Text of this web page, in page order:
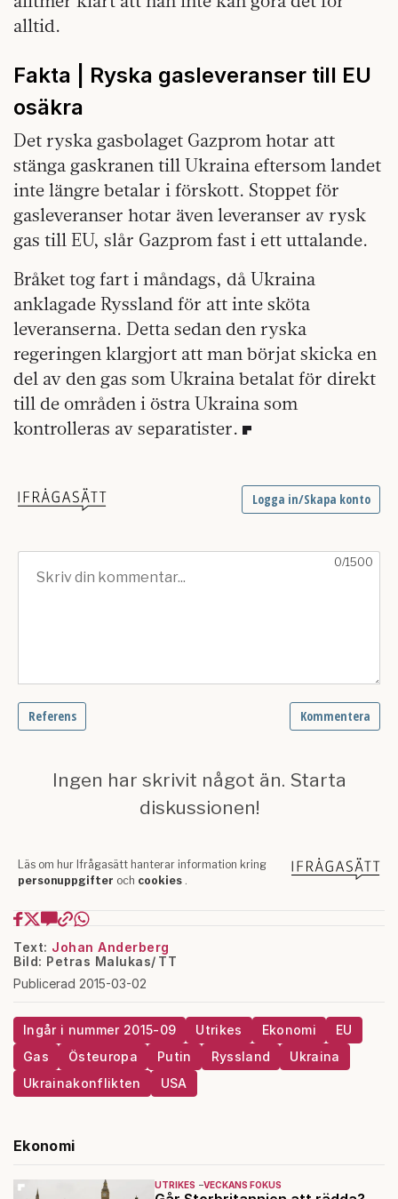
alltid.
Fakta | Ryska gasleveranser till EU
osäkra
Det ryska gasbolaget Gazprom hotar att
stänga gaskranen till Ukraina eftersom landet
inte längre betalar i förskott. Stoppet för
gasleveranser hotar även leveranser av rysk
gas till EU, slår Gazprom fast i ett uttalande.
Bråket tog fart i måndags, då Ukraina
anklagade Ryssland för att inte sköta
leveranserna. Detta sedan den ryska
regeringen klargjort att man börjat skicka en
del av den gas som Ukraina betalat för direkt
till de områden i östra Ukraina som
kontrolleras av separatister.
Text: Johan Anderberg
Bild: Petras Malukas/ TT
Publicerad 2015-03-02
Ingår i nummer 2015-09 Utrikes Ekonomi
EU
Gas
Östeuropa Putin Ryssland
Ukraina
Ukrainakonflikten
USA
Ekonomi
UTRIKES VECKANS FOKUS